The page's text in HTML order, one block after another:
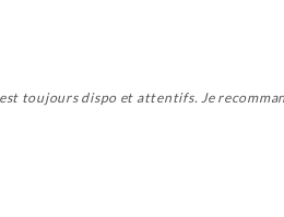
toujours dispo et attentifs. Je